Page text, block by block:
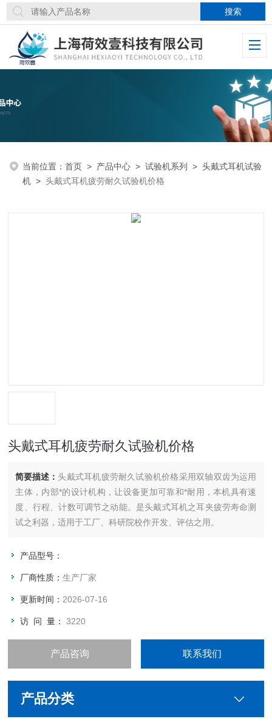
当前位置：首页 > 产品中心 >试验机系列 >头戴式耳机试验
机 >头戴式耳机疲劳耐久试验机价格
头戴式耳机疲劳耐久试验机价格
简要描述： 头戴式耳机疲劳耐久试验机价格采用双轴双齿为运用
主体，内部*的设计机构，让设备更加可靠和*耐用，本机具有速
度、行程、计数可调节之动能。是头戴式耳机之耳夹疲劳寿命测
试之利器，适用于工厂、科研院校作开发、评估之用。
产品型号：
厂商性质：生产厂家
更新时间： 2026-07-16
访 问 量：3220
产品咨询 联系我们
产品分类